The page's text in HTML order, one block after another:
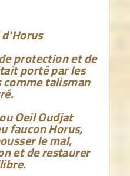
protection et de
porté par les
talisman
Oeil Oudjat
faucon Horus,
le mal,
et de restaurer